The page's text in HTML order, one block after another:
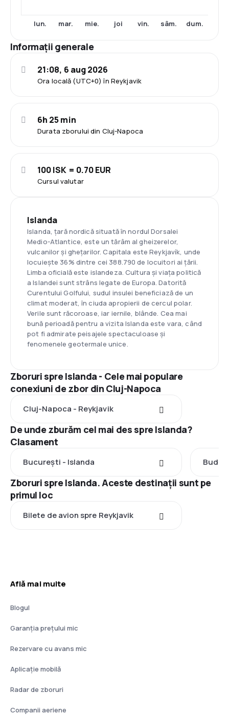
lun. mar. mie. joi vin. sâm. dum.
Informații generale
Ora locală (UTC+0) în Reykjavik
21:08, 6 aug 2026
Durata zborului din Cluj-Napoca
6h 25 min
Cursul valutar
100 ISK = 0.70 EUR
Islanda
Islanda, țară nordică situată în nordul Dorsalei
Medio-Atlantice, este un tărâm al gheizerelor,
vulcanilor și ghețarilor. Capitala este Reykjavík, unde
locuiește 36% dintre cei 388.790 de locuitori ai țării.
Limba oficială este islandeza. Cultura și viața politică
a Islandei sunt strâns legate de Europa. Datorită
Curentului Golfului, sudul insulei beneficiază de un
climat moderat, în ciuda apropierii de cercul polar.
Verile sunt răcoroase, iar iernile, blânde. Cea mai
bună perioadă pentru a vizita Islanda este vara, când
pot fi admirate peisajele spectaculoase și
fenomenele geotermale unice.
Zboruri spre Islanda - Cele mai populare
conexiuni de zbor din Cluj-Napoca
Cluj-Napoca - Reykjavik
De unde zburăm cel mai des spre Islanda?
Clasament
București - Islanda
Zboruri spre Islanda. Aceste destinații sunt pe
primul loc
Bilete de avion spre Reykjavik
Află mai multe
Blogul
Garanția prețului mic
Rezervare cu avans mic
Aplicație mobilă
Radar de zboruri
Companii aeriene